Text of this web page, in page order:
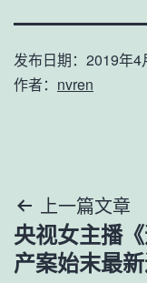
发布日期： 2019年4
作者： nvren
文
章
上一篇文章
央视女主播
产案始末最